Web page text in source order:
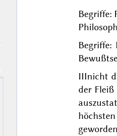
Begriffe:
Begriffe:
IIInicht
der